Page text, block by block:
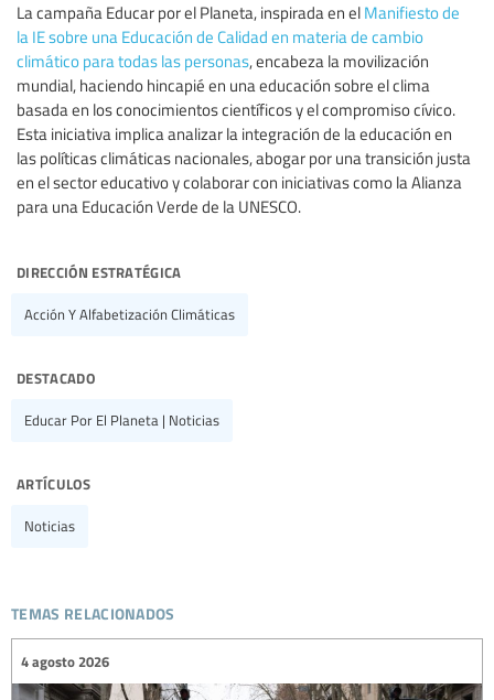
La campaña Educar por el Planeta, inspirada en el Manifiesto de
la IE sobre una Educación de Calidad en materia de cambio
climático para todas las personas, encabeza la movilización
mundial, haciendo hincapié en una educación sobre el clima
basada en los conocimientos científicos y el compromiso cívico.
Esta iniciativa implica analizar la integración de la educación en
las políticas climáticas nacionales, abogar por una transición justa
en el sector educativo y colaborar con iniciativas como la Alianza
para una Educación Verde de la UNESCO.
dirección estratégica
Acción Y Alfabetización Climáticas
destacado
Educar Por El Planeta | Noticias
artículos
Noticias
temas relacionados
4 agosto 2026